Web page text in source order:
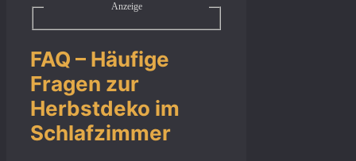
Anzeige
FAQ – Häufige
Fragen zur
Herbstdeko im
Schlafzimmer